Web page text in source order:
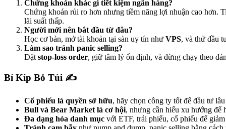
Chứng khoán khác gì tiết kiệm ngân hàng?
Chứng khoán rủi ro hơn nhưng tiềm năng lợi nhuận cao hơn.
lãi suất thấp.
Người mới nên bắt đầu từ đâu?
Học cơ bản, mở tài khoản tại sàn uy tín như VPS, và thử đầu
Làm sao tránh panic selling?
Đặt stop-loss order, giữ tâm lý ổn định, và đừng chạy theo
Bí Kíp Bỏ Túi ✍️
Cổ phiếu là quyền sở hữu, hãy chọn công ty tốt để đầu tư
Bull và Bear Market là cơ hội, nhưng cần hiểu xu hướng để
Đa dạng hóa danh mục với ETF, trái phiếu, cổ phiếu để